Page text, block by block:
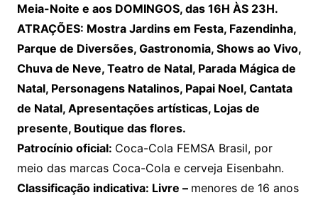
Meia-Noite e aos DOMINGOS, das 16H ÀS 23H.
ATRAÇÕES: Mostra Jardins em Festa, Fazendinha,
Parque de Diversões, Gastronomia, Shows ao Vivo,
Chuva de Neve, Teatro de Natal, Parada Mágica de
Natal, Personagens Natalinos, Papai Noel, Cantata
de Natal, Apresentações artísticas, Lojas de
presente, Boutique das flores.
Patrocínio oficial: Coca-Cola FEMSA Brasil, por
meio das marcas Coca-Cola e cerveja Eisenbahn.
Classificação indicativa: Livre – menores de 16 anos